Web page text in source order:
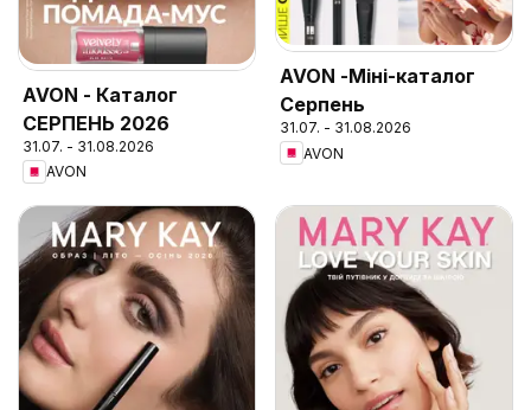
AVON - Каталог
СЕРПЕНЬ 2026
31.07. - 31.08.2026
AVON
AVON -Міні-каталог
Серпень
31.07. - 31.08.2026
AVON